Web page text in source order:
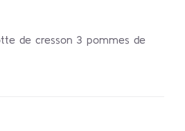
de cresson 3 pommes de